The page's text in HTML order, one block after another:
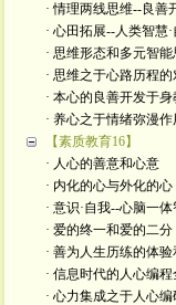
· 情理两线思维--良善
· 心田拓展--人类智
· 思维形态和多元智
· 思维之于心路历程的
· 本心的良善开发于
· 养心之于情绪弥漫
【素质教育16】
· 人心的善意和心意
· 内化的心与外化的心 ​
· 意识·自我--心脑一
· 爱的终一和爱的二分
· 善为人生历练的体
· 信息时代的人心编
· 心力集成之于人心编